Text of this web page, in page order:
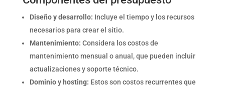
Diseño y desarrollo: Incluye el tiempo y los recursos
necesarios para crear el sitio.
Mantenimiento: Considera los costos de
mantenimiento mensual o anual, que pueden incluir
actualizaciones y soporte técnico.
Dominio y hosting: Estos son costos recurrentes que